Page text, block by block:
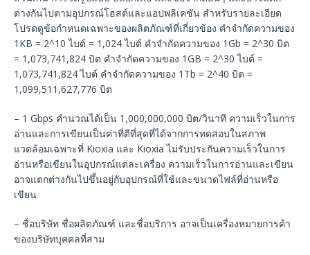
ต่างกันไปตามอุปกรณ์โฮสต์และแอปพลิเคชัน สำหรับรายละเอียด
โปรดดูข้อกำหนดเฉพาะของผลิตภัณฑ์ที่เกี่ยวข้อง คำจำกัดความของ
1KB = 2^10 ไบต์ = 1,024 ไบต์ คำจำกัดความของ 1Gb = 2^30 บิต
= 1,073,741,824 บิต คำจำกัดความของ 1GB = 2^30 ไบต์ =
1,073,741,824 ไบต์ คำจำกัดความของ 1Tb = 2^40 บิต =
1,099,511,627,776 บิต
– 1 Gbps คำนวณได้เป็น 1,000,000,000 บิต/วินาที ความเร็วในการ
อ่านและการเขียนเป็นค่าที่ดีที่สุดที่ได้จากการทดสอบในสภาพ
แวดล้อมเฉพาะที่ Kioxia และ Kioxia ไม่รับประกันความเร็วในการ
อ่านหรือเขียนในอุปกรณ์แต่ละเครื่อง ความเร็วในการอ่านและเขียน
อาจแตกต่างกันไปขึ้นอยู่กับอุปกรณ์ที่ใช้และขนาดไฟล์ที่อ่านหรือ
เขียน
– ชื่อบริษัท ชื่อผลิตภัณฑ์ และชื่อบริการ อาจเป็นเครื่องหมายการค้า
ของบริษัทบุคคลที่สาม